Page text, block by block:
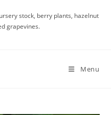
stock, berry plants, hazelnut
grapevines.
Menu